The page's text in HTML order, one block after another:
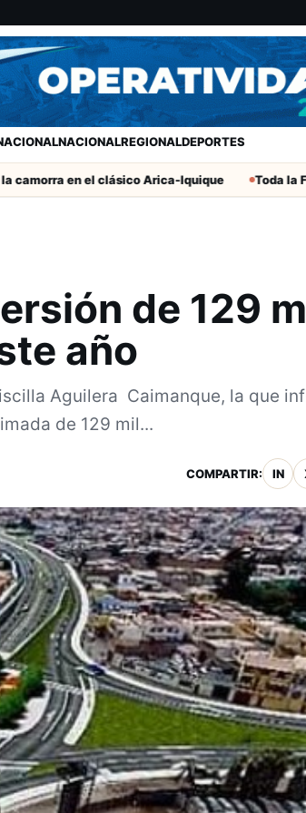
NACIONALREGIONALDEPORTES
en el clásico Arica-Iquique Toda la Fecha 19
de 129
año
Aguilera Caimanque, la que
de 129 mil...
COMPARTIR: IN